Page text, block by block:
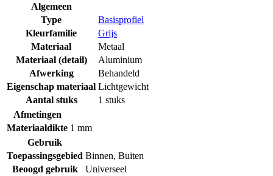
Algemeen
Type
Basisprofiel
Kleurfamilie
Grijs
Materiaal
Metaal
Materiaal (detail)
Aluminium
Afwerking
Behandeld
Eigenschap materiaal Lichtgewicht
Aantal stuks
1 stuks
Afmetingen
Materiaaldikte 1 mm
Gebruik
Toepassingsgebied Binnen, Buiten
Beoogd gebruik
Universeel